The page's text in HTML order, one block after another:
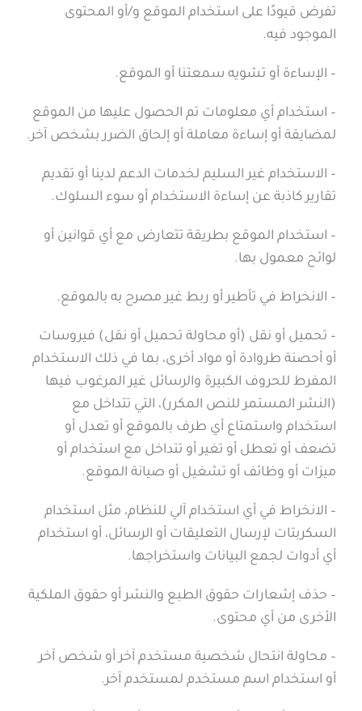
تفرض قيودًا على استخدام الموقع و/أو المحتوى
الموجود فيه.
– الإساءة أو تشويه سمعتنا أو الموقع.
– استخدام أي معلومات تم الحصول عليها من الموقع
لمضايقة أو إساءة معاملة أو إلحاق الضرر بشخص آخر.
– الاستخدام غير السليم لخدمات الدعم لدينا أو تقديم
تقارير كاذبة عن إساءة الاستخدام أو سوء السلوك.
– استخدام الموقع بطريقة تتعارض مع أي قوانين أو
لوائح معمول بها.
– الانخراط في تأطير أو ربط غير مصرح به بالموقع.
– تحميل أو نقل (أو محاولة تحميل أو نقل) فيروسات
أو أحصنة طروادة أو مواد أخرى، بما في ذلك الاستخدام
المفرط للحروف الكبيرة والرسائل غير المرغوب فيها
(النشر المستمر للنص المكرر)، التي تتداخل مع
استخدام واستمتاع أي طرف بالموقع أو تعدل أو
تضعف أو تعطل أو تغير أو تتداخل مع استخدام أو
ميزات أو وظائف أو تشغيل أو صيانة الموقع.
– الانخراط في أي استخدام آلي للنظام، مثل استخدام
السكربتات لإرسال التعليقات أو الرسائل، أو استخدام
أي أدوات لجمع البيانات واستخراجها.
– حذف إشعارات حقوق الطبع والنشر أو حقوق الملكية
الأخرى من أي محتوى.
– محاولة انتحال شخصية مستخدم آخر أو شخص آخر
أو استخدام اسم مستخدم لمستخدم آخر.